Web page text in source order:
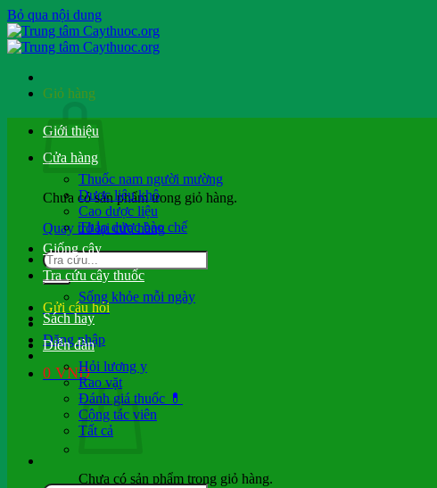
Bỏ qua nội dung
Giỏ hàng
Chưa có sản phẩm trong giỏ hàng.
Quay trở lại cửa hàng
Gửi câu hỏi
Đăng nhập
0 VND
Chưa có sản phẩm trong giỏ hàng.
Giới thiệu
Cửa hàng
Thuốc nam người mường
Dược liệu khô
Cao dược liệu
Thảo dược bào chế
Giống cây
Tra cứu cây thuốc
Sống khỏe mỗi ngày
Sách hay
Diễn đàn
Hỏi lương y
Rao vặt
Đánh giá thuốc 💊
Cộng tác viên
Tất cả